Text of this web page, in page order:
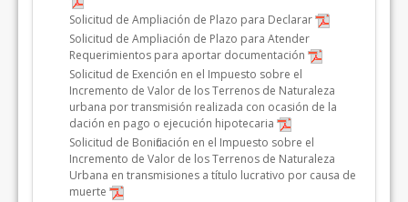
Solicitud de Ampliación de Plazo para Declarar
Solicitud de Ampliación de Plazo para Atender
Requerimientos para aportar documentación
Solicitud de Exención en el Impuesto sobre el
Incremento de Valor de los Terrenos de Naturaleza
urbana por transmisión realizada con ocasión de la
dación en pago o ejecución hipotecaria
Solicitud de Bonificación en el Impuesto sobre el
Incremento de Valor de los Terrenos de Naturaleza
Urbana en transmisiones a título lucrativo por causa de
muerte